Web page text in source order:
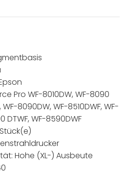
Pro WF-8010DW, WF-8090
8090DW, WF-8510DWF, WF-
DTWF, WF-8590DWF
Hohe (XL-) Ausbeute